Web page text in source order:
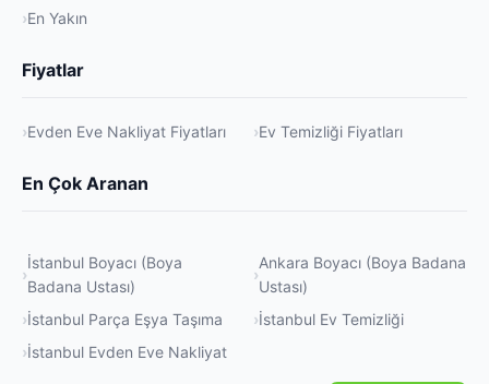
En Yakın
Fiyatlar
Evden Eve Nakliyat Fiyatları Ev Temizliği Fiyatları
En Çok Aranan
İstanbul Boyacı (Boya
Badana Ustası)
Ankara Boyacı (Boya Badana
Ustası)
İstanbul Parça Eşya Taşıma
İstanbul Ev Temizliği
İstanbul Evden Eve Nakliyat